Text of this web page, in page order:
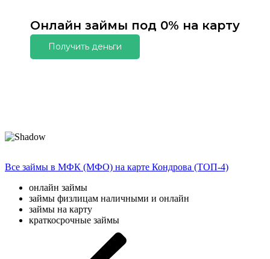
Онлайн займы под 0% на карту
Получить деньги
Все займы в МФК (МФО) на карте Кондрова (ТОП-4)
онлайн займы
займы физлицам наличными и онлайн
займы на карту
краткосрочные займы